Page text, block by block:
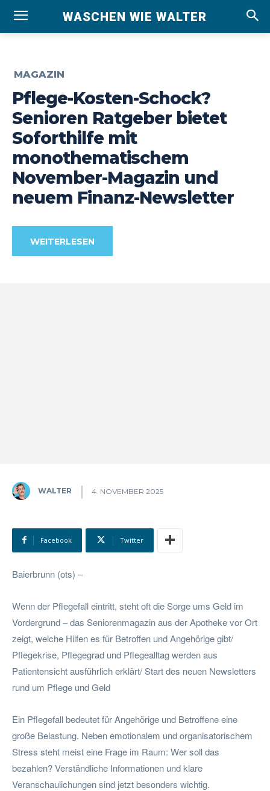
WASCHEN WIE WALTER
MAGAZIN
Pflege-Kosten-Schock?
Senioren Ratgeber bietet
Soforthilfe mit
monothematischem
November-Magazin und
neuem Finanz-Newsletter
WEITERLESEN
WALTER 4. NOVEMBER 2025
Facebook Twitter
Baierbrunn (ots) –
Wenn der Pflegefall eintritt, steht oft die Sorge ums Geld im
Vordergrund – das Seniorenmagazin aus der Apotheke vor Ort
zeigt, welche Hilfen es für Betroffen und Angehörige gibt/
Pflegekrise, Pflegegrad und Pflegealltag werden aus
Patientensicht ausführlich erklärt/ Start des neuen Newsletters
rund um Pflege und Geld
Ein Pflegefall bedeutet für Angehörige und Betroffene eine
große Belastung. Neben emotionalem und organisatorischem
Stress steht meist eine Frage im Raum: Wer soll das
bezahlen? Verständliche Informationen und klare
Veranschaulichungen sind jetzt besonders wichtig.